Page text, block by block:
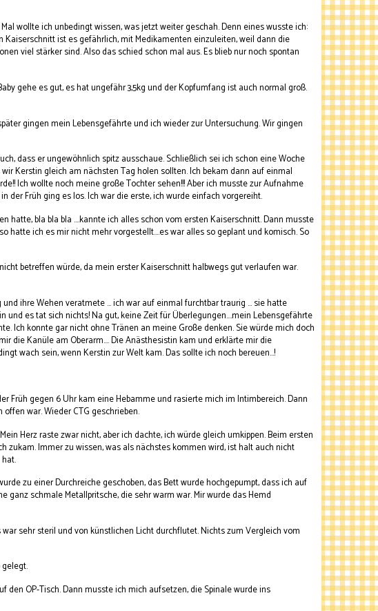
wollte ich unbedingt wissen, was jetzt weiter geschah. Denn eines wusste ich:
ist es gefährlich, mit Medikamenten einzuleiten, weil dann die
viel stärker sind. Also das schied schon mal aus. Es blieb nur noch spontan
gehe es gut, es hat ungefähr 3,5kg und der Kopfumfang ist auch normal groß.
gingen mein Lebensgefährte und ich wieder zur Untersuchung. Wir gingen
dass er ungewöhnlich spitz ausschaue. Schließlich sei ich schon eine Woche
Kerstin gleich am nächsten Tag holen sollten. Ich bekam dann auf einmal
Ich wollte noch meine große Tochter sehen!!! Aber ich musste zur Aufnahme
der Früh ging es los. Ich war die erste, ich wurde einfach vorgereiht.
hatte, bla bla bla ....kannte ich alles schon vom ersten Kaiserschnitt. Dann musste
hatte ich es mir nicht mehr vorgestellt....es war alles so geplant und komisch. So
betreffen würde, da mein erster Kaiserschnitt halbwegs gut verlaufen war.
ihre Wehen veratmete ... ich war auf einmal furchtbar traurig ... sie hatte
es tat sich nichts! Na gut, keine Zeit für Überlegungen....mein Lebensgefährte
Ich konnte gar nicht ohne Tränen an meine Große denken. Sie würde mich doch
die Kanüle am Oberarm.... Die Anästhesistin kam und erklärte mir die
wach sein, wenn Kerstin zur Welt kam. Das sollte ich noch bereuen...!
Früh gegen 6 Uhr kam eine Hebamme und rasierte mich im Intimbereich. Dann
war. Wieder CTG geschrieben.
Herz raste zwar nicht, aber ich dachte, ich würde gleich umkippen. Beim ersten
Immer zu wissen, was als nächstes kommen wird, ist halt auch nicht
zu einer Durchreiche geschoben, das Bett wurde hochgepumpt, dass ich auf
schmale Metallpritsche, die sehr warm war. Mir wurde das Hemd
sehr steril und von künstlichen Licht durchflutet. Nichts zum Vergleich vom
den OP-Tisch. Dann musste ich mich aufsetzen, die Spinale wurde ins